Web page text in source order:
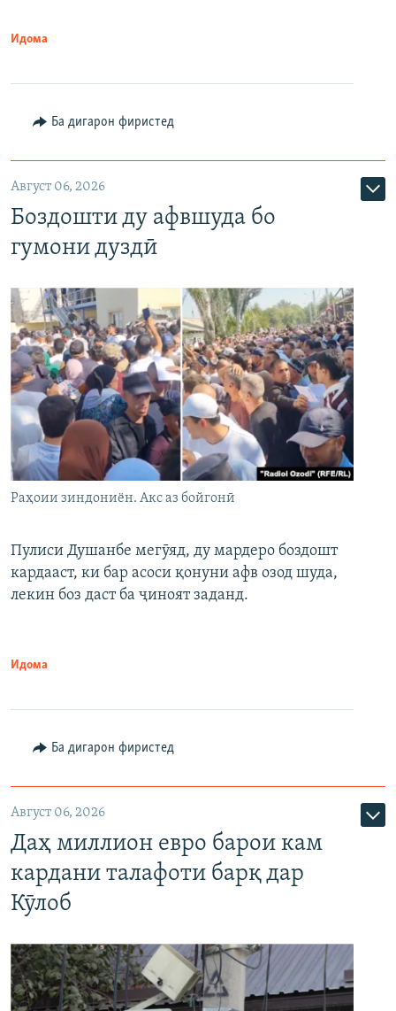
Идома
Ба дигарон фиристед
Август 06, 2026
Боздошти ду афвшуда бо
гумони дуздӣ
Раҳоии зиндониён. Акс аз бойгонӣ
Пулиси Душанбе мегӯяд, ду мардеро боздошт
кардааст, ки бар асоси қонуни афв озод шуда,
лекин боз даст ба ҷиноят заданд.
Идома
Ба дигарон фиристед
Август 06, 2026
Даҳ миллион евро барои кам
кардани талафоти барқ дар
Кӯлоб